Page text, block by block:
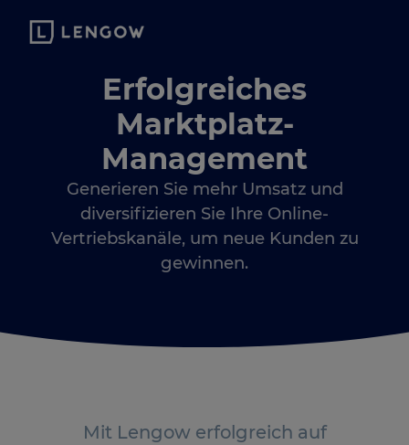
Erfolgreiches
Marktplatz-
Management
Generieren Sie mehr Umsatz und
diversifizieren Sie Ihre Online-
Vertriebskanäle, um neue Kunden zu
gewinnen.
Mit Lengow erfolgreich auf